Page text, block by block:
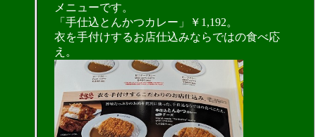
メニューです。
「手仕込とんかつカレー」￥1,192。
衣を手付けするお店仕込みならではの食べ応
え。